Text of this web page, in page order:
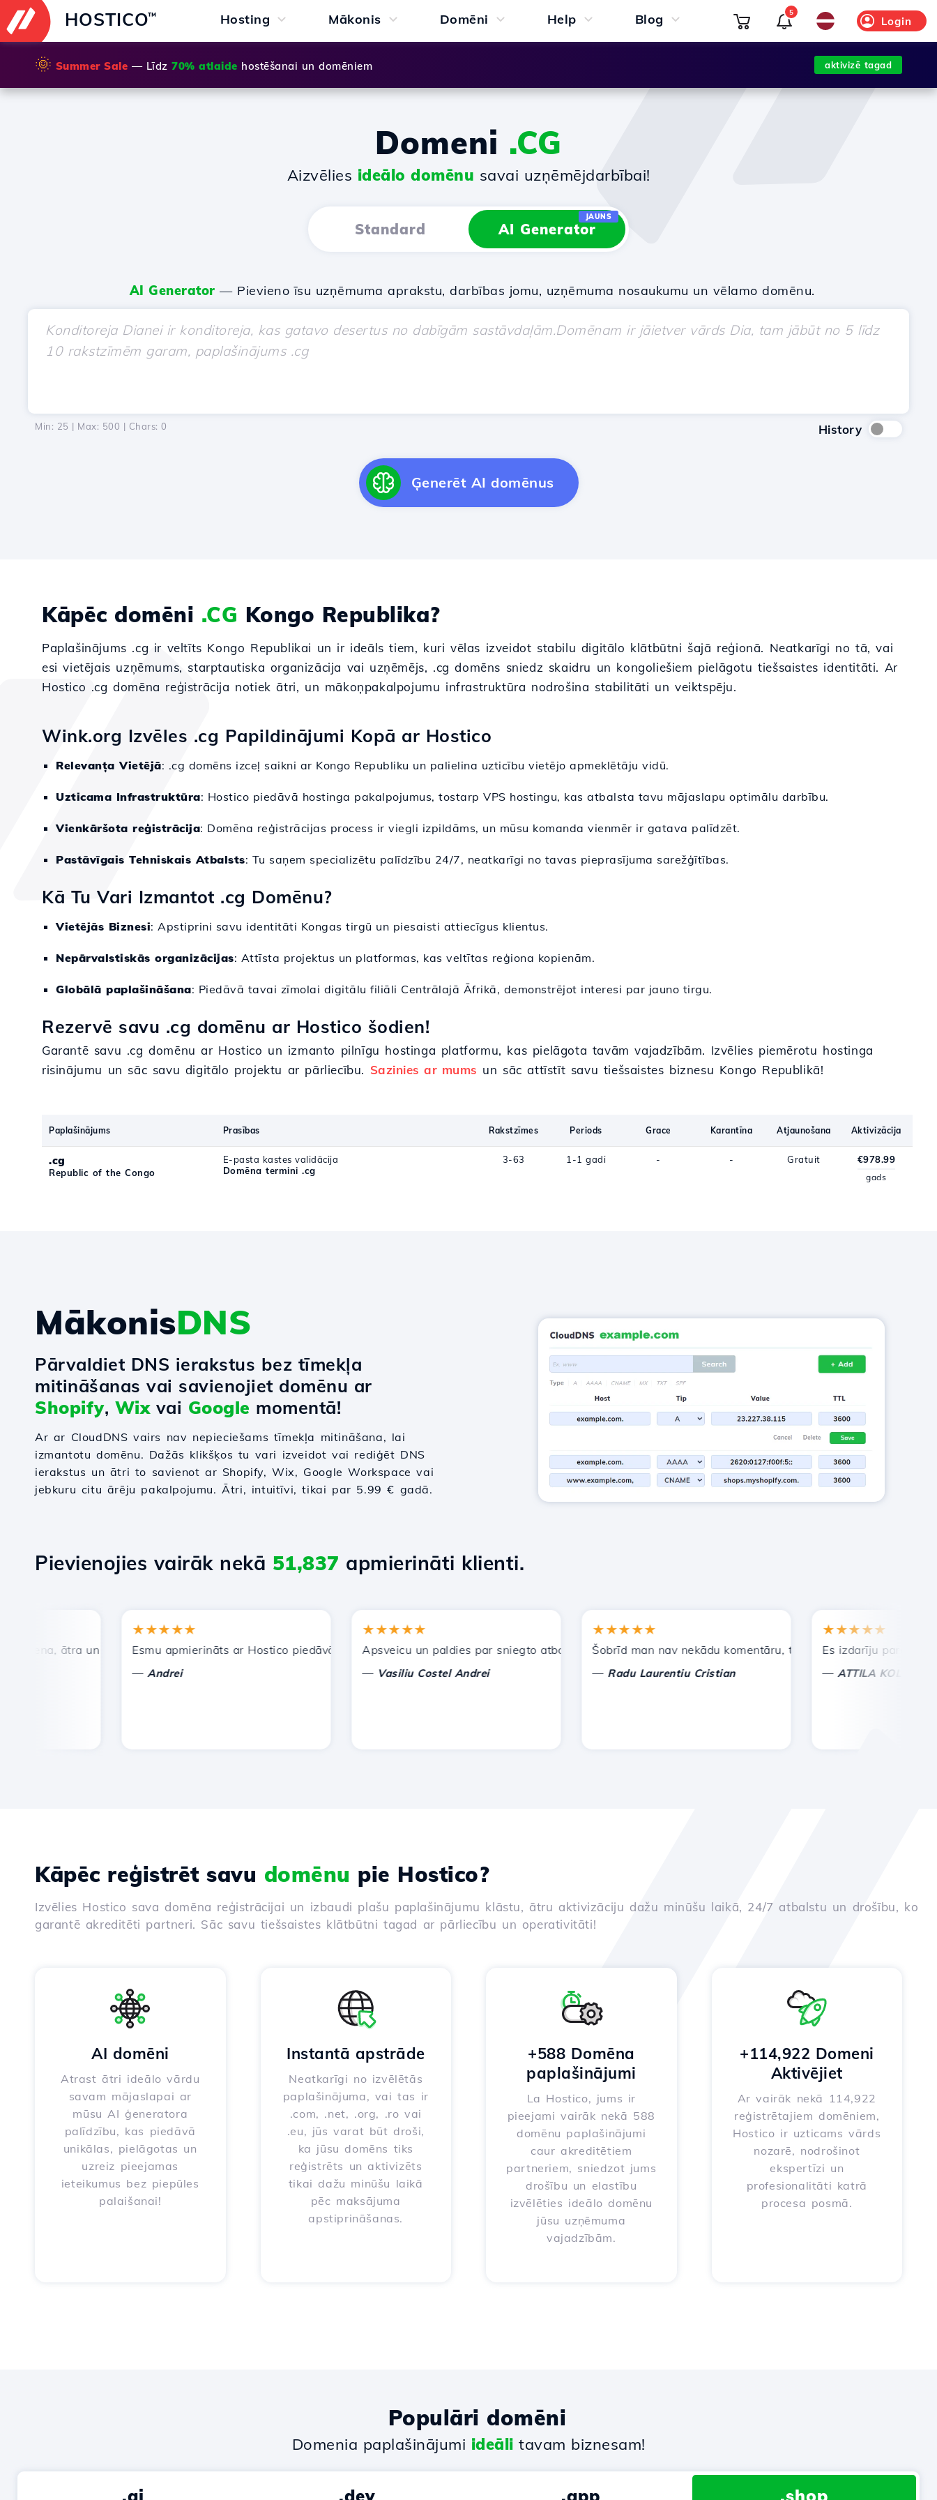
HOSTICO™ Hosting Mākonis Domēni Help Blog Login
5
🌞 Summer Sale — Līdz 70% atlaide hostēšanai un domēniem aktivizē tagad
Domeni .CG
Aizvēlies ideālo domēnu savai uzņēmējdarbībai!
Standard AI Generator
JAUNS
AI Generator — Pievieno īsu uzņēmuma aprakstu, darbības jomu, uzņēmuma nosaukumu un vēlamo domēnu.
Min: 25 | Max: 500 | Chars: 0 History
Ģenerēt AI domēnus
Kāpēc domēni .CG Kongo Republika?
Paplašinājums .cg ir veltīts Kongo Republikai un ir ideāls tiem, kuri vēlas izveidot stabilu digitālo klātbūtni šajā reģionā. Neatkarīgi no tā, vai
esi vietējais uzņēmums, starptautiska organizācija vai uzņēmējs, .cg domēns sniedz skaidru un kongoliešiem pielāgotu tiešsaistes identitāti. Ar
Hostico .cg domēna reģistrācija notiek ātri, un mākoņpakalpojumu infrastruktūra nodrošina stabilitāti un veiktspēju.
Wink.org Izvēles .cg Papildinājumi Kopā ar Hostico
Relevanța Vietējā: .cg domēns izceļ saikni ar Kongo Republiku un palielina uzticību vietējo apmeklētāju vidū.
Uzticama Infrastruktūra: Hostico piedāvā hostinga pakalpojumus, tostarp VPS hostingu, kas atbalsta tavu mājaslapu optimālu darbību.
Vienkāršota reģistrācija: Domēna reģistrācijas process ir viegli izpildāms, un mūsu komanda vienmēr ir gatava palīdzēt.
Pastāvīgais Tehniskais Atbalsts: Tu saņem specializētu palīdzību 24/7, neatkarīgi no tavas pieprasījuma sarežģītības.
Kā Tu Vari Izmantot .cg Domēnu?
Vietējās Biznesi: Apstiprini savu identitāti Kongas tirgū un piesaisti attiecīgus klientus.
Nepārvalstiskās organizācijas: Attīsta projektus un platformas, kas veltītas reģiona kopienām.
Globālā paplašināšana: Piedāvā tavai zīmolai digitālu filiāli Centrālajā Āfrikā, demonstrējot interesi par jauno tirgu.
Rezervē savu .cg domēnu ar Hostico šodien!
Garantē savu .cg domēnu ar Hostico un izmanto pilnīgu hostinga platformu, kas pielāgota tavām vajadzībām. Izvēlies piemērotu hostinga
risinājumu un sāc savu digitālo projektu ar pārliecību. Sazinies ar mums un sāc attīstīt savu tiešsaistes biznesu Kongo Republikā!
Paplašinājums Prasības Rakstzīmes Periods Grace Karantīna Atjaunošana Aktivizācija
.cg
Republic of the Congo
E-pasta kastes validācija
Domēna termini .cg
3-63 1-1 gadi - - Gratuit €978.99
gads
MākonisDNS
Pārvaldiet DNS ierakstus bez tīmekļa
mitināšanas vai savienojiet domēnu ar
Shopify, Wixvai Google momentā!
Ar ar CloudDNS vairs nav nepieciešams tīmekļa mitināšana, lai
izmantotu domēnu. Dažās klikšķos tu vari izveidot vai rediģēt DNS
ierakstus un ātri to savienot ar Shopify, Wix, Google Workspace vai
jebkuru citu ārēju pakalpojumu. Ātri, intuitīvi, tikai par 5.99 € gadā.
Pievienojies vairāk nekā 51,837 apmierināti klienti.
ātra un efektīva tehniskā atbalsta dienests.
★★★★★
Esmu apmierināts ar Hostico piedāvātajiem pakalpojumiem. Esmu ieteicis jūs citiem paziņām.
Andrei
★★★★★
Apsveicu un paldies par sniegto atbalstu!
Vasiliu Costel Andrei
★★★★★
Šobrīd man nav nekādu komentāru, tikai lai novērtētu. Ar īpašu
Radu Laurentiu Cristian
★★★★★
Es izdarīju pareizo
ATTILA KOLES
Kāpēc reģistrēt savu domēnu pie Hostico?
Izvēlies Hostico sava domēna reģistrācijai un izbaudi plašu paplašinājumu klāstu, ātru aktivizāciju dažu minūšu laikā, 24/7 atbalstu un drošību, ko
garantē akreditēti partneri. Sāc savu tiešsaistes klātbūtni tagad ar pārliecību un operativitāti!
AI domēni
Atrast ātri ideālo vārdu
savam mājaslapai ar
mūsu AI ģeneratora
palīdzību, kas piedāvā
unikālas, pielāgotas un
uzreiz pieejamas
ieteikumus bez piepūles
palaišanai!
Instantā apstrāde
Neatkarīgi no izvēlētās
paplašinājuma, vai tas ir
.com, .net, .org, .ro vai
.eu, jūs varat būt droši,
ka jūsu domēns tiks
reģistrēts un aktivizēts
tikai dažu minūšu laikā
pēc maksājuma
apstiprināšanas.
+588 Domēna
paplašinājumi
La Hostico, jums ir
pieejami vairāk nekā 588
domēnu paplašinājumi
caur akreditētiem
partneriem, sniedzot jums
drošību un elastību
izvēlēties ideālo domēnu
jūsu uzņēmuma
vajadzībām.
+114,922 Domeni
Aktivējiet
Ar vairāk nekā 114,922
reģistrētajiem domēniem,
Hostico ir uzticams vārds
nozarē, nodrošinot
ekspertīzi un
profesionalitāti katrā
procesa posmā.
Populāri domēni
Domenia paplašinājumi ideāli tavam biznesam!
.ai .dev .app .shop